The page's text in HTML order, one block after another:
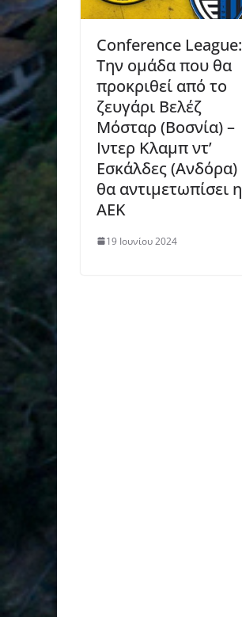
Conference League:
Την ομάδα που θα
προκριθεί από το
ζευγάρι Βελέζ
Μόσταρ (Βοσνία) –
Ιντερ Κλαμπ ντ’
Εσκάλδες (Ανδόρα)
θα αντιμετωπίσει η
ΑΕΚ
19 Ιουνίου 2024